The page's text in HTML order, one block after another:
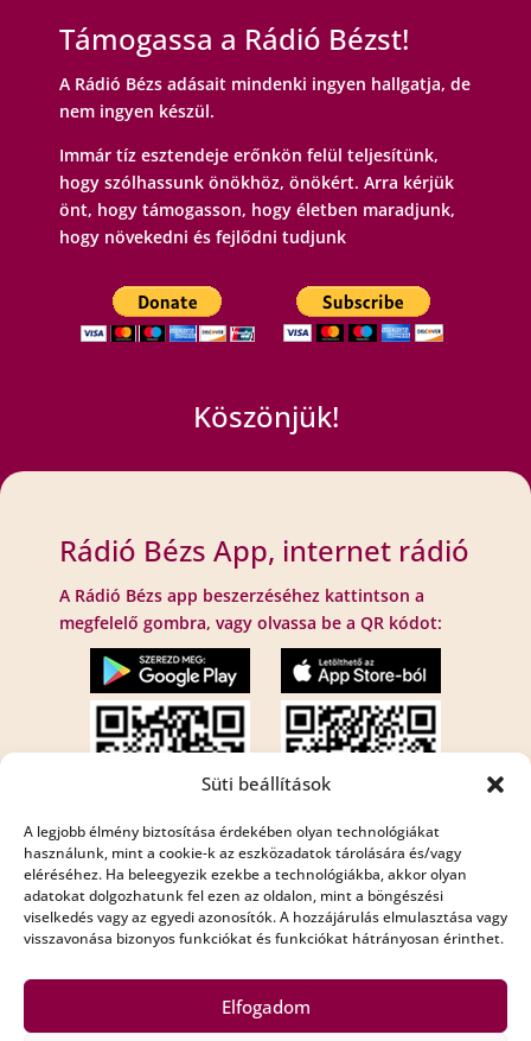
Süti beállítások
A legjobb élmény biztosítása érdekében olyan technológiákat
használunk, mint a cookie-k az eszközadatok tárolására és/vagy
eléréséhez. Ha beleegyezik ezekbe a technológiákba, akkor olyan
adatokat dolgozhatunk fel ezen az oldalon, mint a böngészési
viselkedés vagy az egyedi azonosítók. A hozzájárulás elmulasztása vagy
visszavonása bizonyos funkciókat és funkciókat hátrányosan érinthet.
Elfogadom
Támogassa a Rádió Bézst!
A Rádió Bézs adásait mindenki ingyen hallgatja, de
nem ingyen készül.
Immár tíz esztendeje erőnkön felül teljesítünk,
hogy szólhassunk önökhöz, önökért. Arra kérjük
önt, hogy támogasson, hogy életben maradjunk,
hogy növekedni és fejlődni tudjunk
Köszönjük!
Rádió Bézs App, internet rádió
A Rádió Bézs app beszerzéséhez kattintson a
megfelelő gombra, vagy olvassa be a QR kódot:
Internet rádió:
Rádió Bézs : http://195.210.29.82:8001/bezs
Rádió Bézs 2: http://195.210.29.82:8002/bezs2